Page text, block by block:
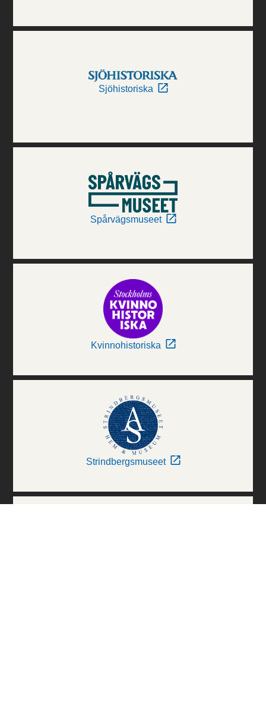
Sjöhistoriska
Spårvägsmuseet
Kvinnohistoriska
Strindbergsmuseet